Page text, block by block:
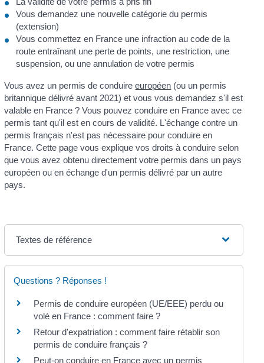
Vous demandez une nouvelle catégorie du permis
(extension)
Vous commettez en France une infraction au code de la
route entraînant une perte de points, une restriction, une
suspension, ou une annulation de votre permis
Vous avez un permis de conduireeuropéen (ou un permis
britannique délivré avant 2021) et vous vous demandez s'il est
valable en France ? Vous pouvez conduire en France avec ce
permis tant qu'il est en cours de validité. L'échange contre un
permis français n'est pas nécessaire pour conduire en
France. Cette page vous explique vos droits à conduire selon
que vous avez obtenu directement votre permis dans un pays
européen ou en échange d'un permis délivré par un autre
pays.
Textes de référence
Questions ? Réponses !
Permis de conduire européen (UE/EEE) perdu ou
volé en France : comment faire ?
Retour d'expatriation : comment faire rétablir son
permis de conduire français ?
Peut-on conduire en France avec un permis